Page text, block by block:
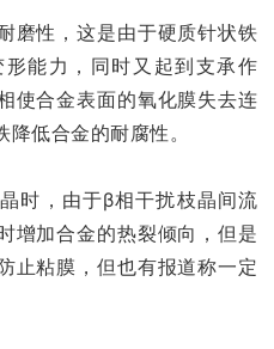
磨性，这是由于硬质针状铁
能力，同时又起到支承作
使合金表面的氧化膜失去连
低合金的耐腐性。
时，由于β相干扰枝晶间流
增加合金的热裂倾向，但是
止粘膜，但也有报道称一定